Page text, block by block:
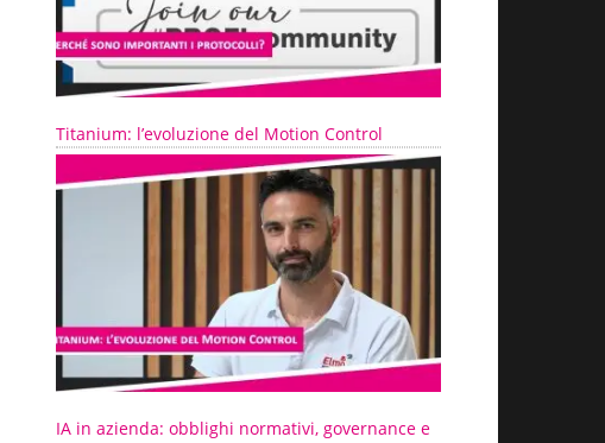
Titanium: l’evoluzione del Motion Control
IA in azienda: obblighi normativi, governance e